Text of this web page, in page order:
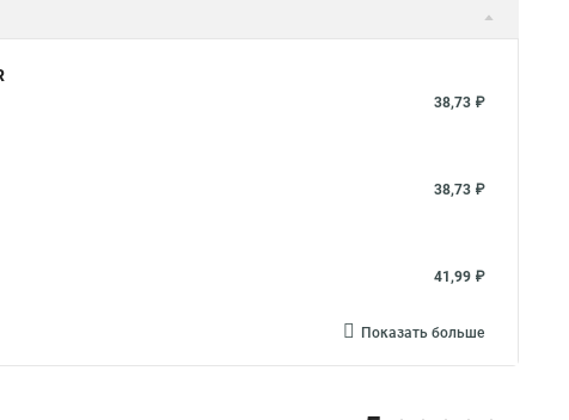
38,73 ₽
38,73 ₽
41,99 ₽
Показать больше